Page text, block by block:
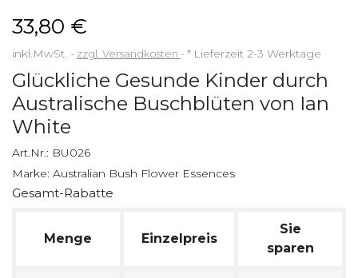
33,80 €
inkl.MwSt. zzgl. Versandkosten * Lieferzeit 2-3 Werktage
Glückliche Gesunde Kinder durch
Australische Buschblüten von Ian
White
Art.Nr.: BU026
Marke: Australian Bush Flower Essences
Gesamt-Rabatte
Menge Einzelpreis
Sie
sparen